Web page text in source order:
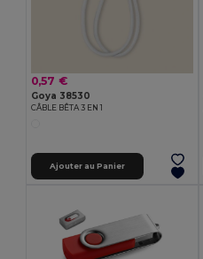
0,57 €
Goya 38530
CÂBLE BÊTA 3 EN 1
Ajouter au Panier